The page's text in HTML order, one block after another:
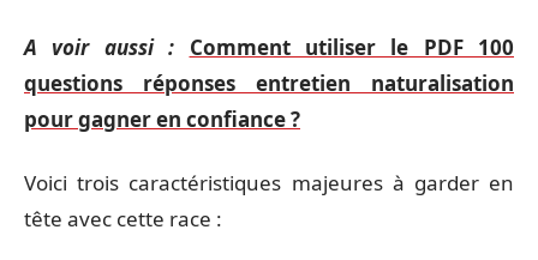
A voir aussi :
Comment utiliser le PDF 100
questions réponses entretien naturalisation
pour gagner en confiance ?
Voici trois caractéristiques majeures à garder en
tête avec cette race :